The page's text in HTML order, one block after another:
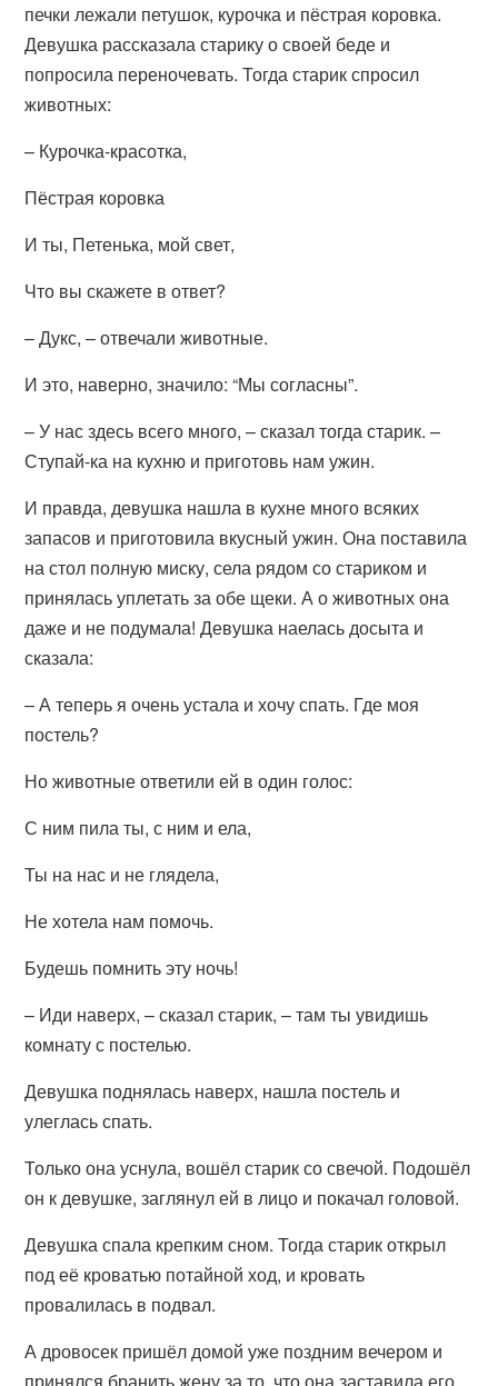
печки лежали петушок, курочка и пёстрая коровка.
Девушка рассказала старику о своей беде и
попросила переночевать. Тогда старик спросил
животных:
– Курочка-красотка,
Пёстрая коровка
И ты, Петенька, мой свет,
Что вы скажете в ответ?
– Дукс, – отвечали животные.
И это, наверно, значило: “Мы согласны”.
– У нас здесь всего много, – сказал тогда старик. –
Ступай-ка на кухню и приготовь нам ужин.
И правда, девушка нашла в кухне много всяких
запасов и приготовила вкусный ужин. Она поставила
на стол полную миску, села рядом со стариком и
принялась уплетать за обе щеки. А о животных она
даже и не подумала! Девушка наелась досыта и
сказала:
– А теперь я очень устала и хочу спать. Где моя
постель?
Но животные ответили ей в один голос:
С ним пила ты, с ним и ела,
Ты на нас и не глядела,
Не хотела нам помочь.
Будешь помнить эту ночь!
– Иди наверх, – сказал старик, – там ты увидишь
комнату с постелью.
Девушка поднялась наверх, нашла постель и
улеглась спать.
Только она уснула, вошёл старик со свечой. Подошёл
он к девушке, заглянул ей в лицо и покачал головой.
Девушка спала крепким сном. Тогда старик открыл
под её кроватью потайной ход, и кровать
провалилась в подвал.
А дровосек пришёл домой уже поздним вечером и